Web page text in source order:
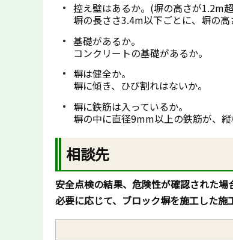
控え壁はあるか。(塀の高さが1.2m
塀の長ささ3.4m以下ごとに、塀の
基礎があるか。
コンクリートの基礎があるか。
塀は健全か。
塀に傾き、ひび割れはないか。
塀に鉄筋は入っているか。
塀の中に直径9mm以上の鉄筋が、
相談先
安全点検の結果、危険性が確認された
必要に応じて、ブロック塀を施工した施